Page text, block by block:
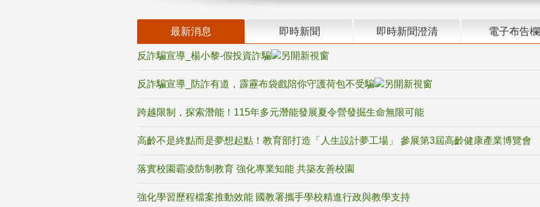
最新消息 即時新聞 即時新聞澄清 電子布告欄
反詐騙宣導_楊小黎-假投資詐騙
反詐騙宣導_防詐有道，霹靂布袋戲陪你守護荷包不受騙
跨越限制，探索潛能！115年多元潛能發展夏令營發掘生命無限可能
高齡不是終點而是夢想起點！教育部打造「人生設計夢工場」 參展第3屆高齡健康產業博覽會
落實校園霸凌防制教育 強化專業知能 共築友善校園
強化學習歷程檔案推動效能 國教署攜手學校精進行政與教學支持